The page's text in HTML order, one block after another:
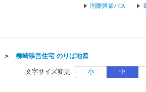
国際興業バス
＞ 柳崎県営住宅 のりば地図
文字サイズ変更 小 中